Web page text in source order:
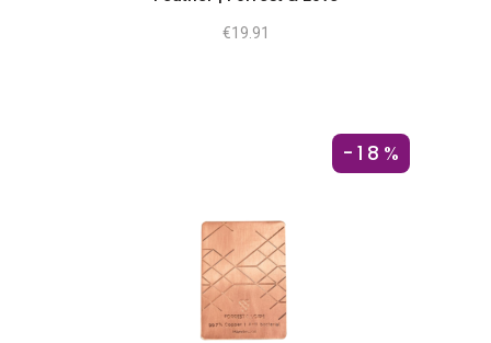
€19.91
-18%